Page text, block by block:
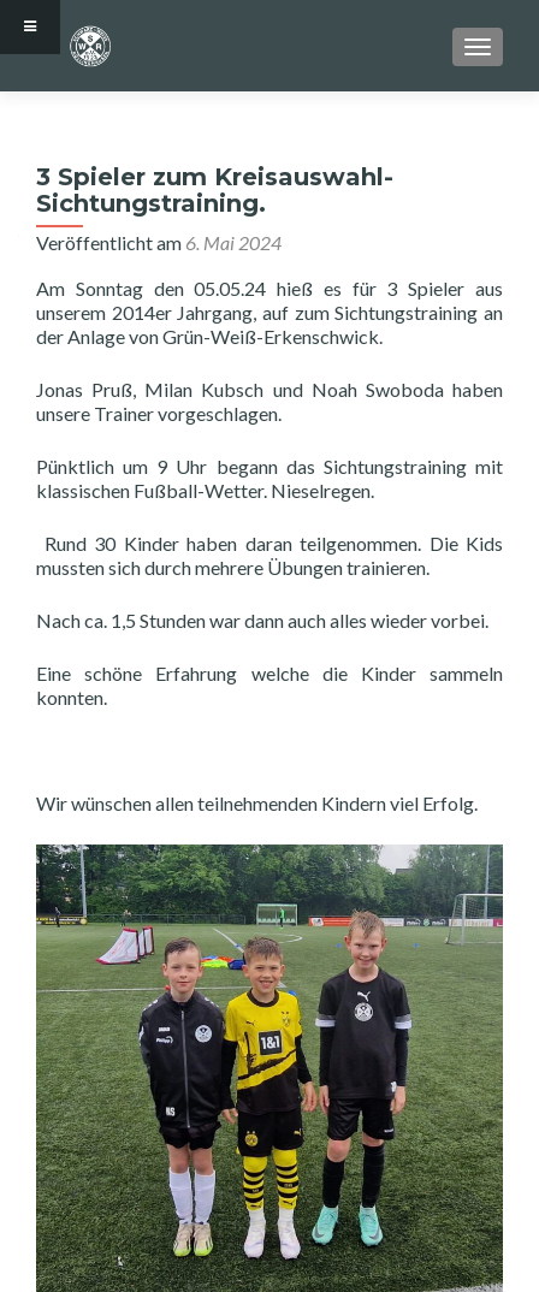
3 Spieler zum Kreisauswahl-
Sichtungstraining.
Veröffentlicht am 6. Mai 2024
Am Sonntag den 05.05.24 hieß es für 3 Spieler aus
unserem 2014er Jahrgang, auf zum Sichtungstraining an
der Anlage von Grün-Weiß-Erkenschwick.
Jonas Pruß, Milan Kubsch und Noah Swoboda haben
unsere Trainer vorgeschlagen.
Pünktlich um 9 Uhr begann das Sichtungstraining mit
klassischen Fußball-Wetter. Nieselregen.
Rund 30 Kinder haben daran teilgenommen. Die Kids
mussten sich durch mehrere Übungen trainieren.
Nach ca. 1,5 Stunden war dann auch alles wieder vorbei.
Eine schöne Erfahrung welche die Kinder sammeln
konnten.
Wir wünschen allen teilnehmenden Kindern viel Erfolg.